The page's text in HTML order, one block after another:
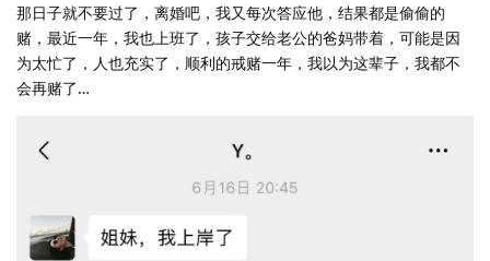
那日子就不要过了，离婚吧，我又每次答应他，结果都是偷偷的
赌，最近一年，我也上班了，孩子交给老公的爸妈带着，可能是因
为太忙了，人也充实了，顺利的戒赌一年，我以为这辈子，我都不
会再赌了…